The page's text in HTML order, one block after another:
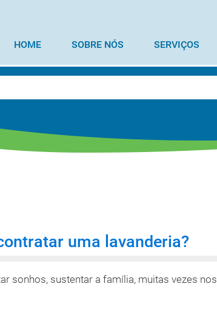
HOME SOBRE NÓS SERVIÇOS
uma lavanderia?
sonhos, sustentar a família, muitas vezes nos